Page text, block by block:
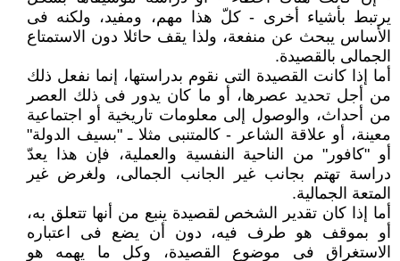
يرتبط بأشياء أخرى - كلّ هذا مهم، ومفيد، ولكنه فى
الأساس يبحث عن منفعة، ولذا يقف حائلا دون الاستمتاع
الجمالى بالقصيدة.
أما إذا كانت القصيدة التى نقوم بدراستها، إنما نفعل ذلك
من أجل تحديد عصرها، أو ما كان يدور فى ذلك العصر
من أحداث، والوصول إلى معلومات تاريخية أو اجتماعية
معينة، أو علاقة الشاعر - كالمتنبى مثلا ـ "بسيف الدولة"
أو "كافور" من الناحية النفسية والعملية، فإن هذا يعدّ
دراسة تهتم بجانب غير الجانب الجمالى، ولغرض غير
المتعة الجمالية.
أما إذا كان تقدير الشخص لقصيدة ينبع من أنها تتعلق به،
أو بموقف هو طرف فيه، دون أن يضع فى اعتباره
الاستغراق فى موضوع القصيدة، وكل ما يهمه هو